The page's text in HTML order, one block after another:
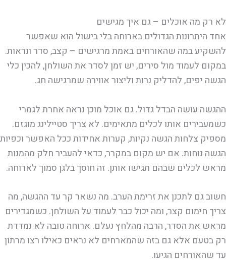
לא רק מה אוכלים – גם איך מגישים
אחד היתרונות הגדולים בארוחה בלי בישול הוא שאפשר
להשקיע במה שהאורחים באמת מרגישים – קצב, סדר ונראות.
במקום לעמוד מול סירים, יש זמן לסדר את השולחן, להכין כלי
הגשה יפים, להדליק נרות וליצור אווירה שמרגישה חג.
ההגשה עושה הבדל גדול. גם אוכל מוכן נראה אחרת לגמרי
כשמעבירים אותו לכלים מתאימים. לא צריך סטיילינג מוגזם.
מספיק צלחות הגשה נקיות, קערות אחידות ככל האפשר וכפיות
הגשה נוחות. אם יש מקום במקרר, כדאי להעביר חלק מהמנות
מראש לכלים שבהם תגישו אותן. זה חוסך בלגן סמוך לארוחה.
חשוב גם לתכנן את זרימת הערב. מה נשאר קר עד ההגשה, מה
צריך חימום קצר, ומה יכול כבר לעמוד על השולחן. כשמגדירים
מראש את הסדר, הרבה מהלחץ נעלם. ארוחה טובה לא נמדדת
רק בטעם אלא גם בזה שהמארחים לא נראים כאילו רצו מרתון
עד שהאורחים הגיעו.